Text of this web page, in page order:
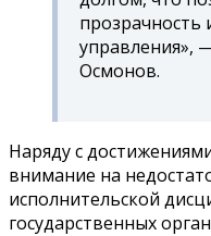
прозрачность
управления»,
Осмонов.
Наряду с
внимание на
исполнительской
государственных